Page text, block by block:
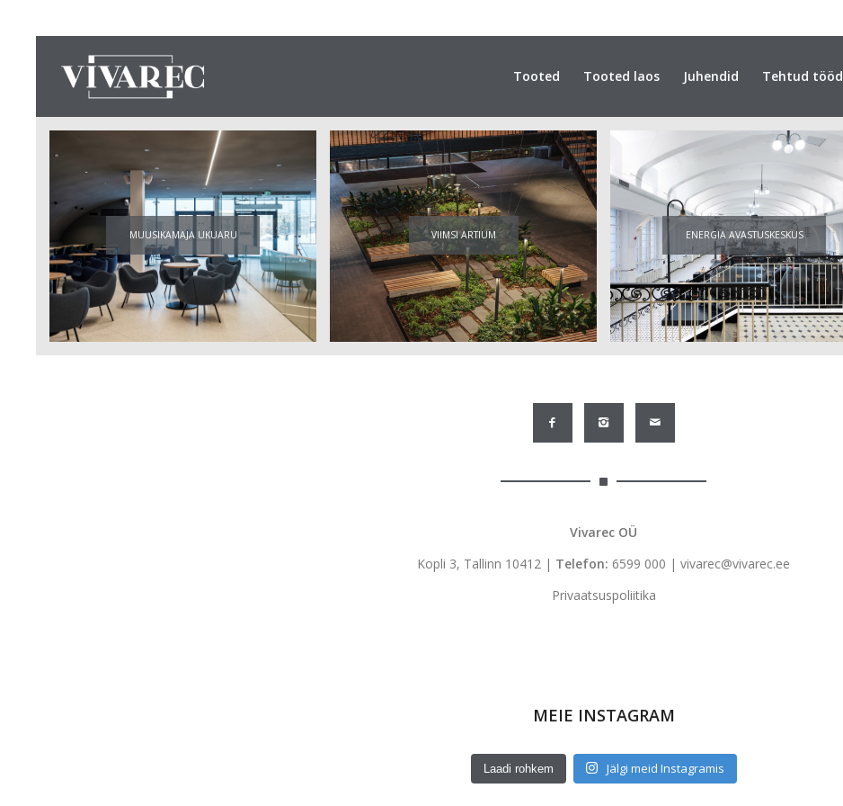
Tooted Tooted laos Juhendid Tehtud tööd
MUUSIKAMAJA UKUARU VIIMSI ARTIUM ENERGIA AVASTUSKESKUS
Vivarec OÜ
Kopli 3, Tallinn 10412 | Telefon: 6599 000 |vivarec@vivarec.ee
Privaatsuspoliitika
MEIE INSTAGRAM
Laadi rohkem Jälgi meid Instagramis